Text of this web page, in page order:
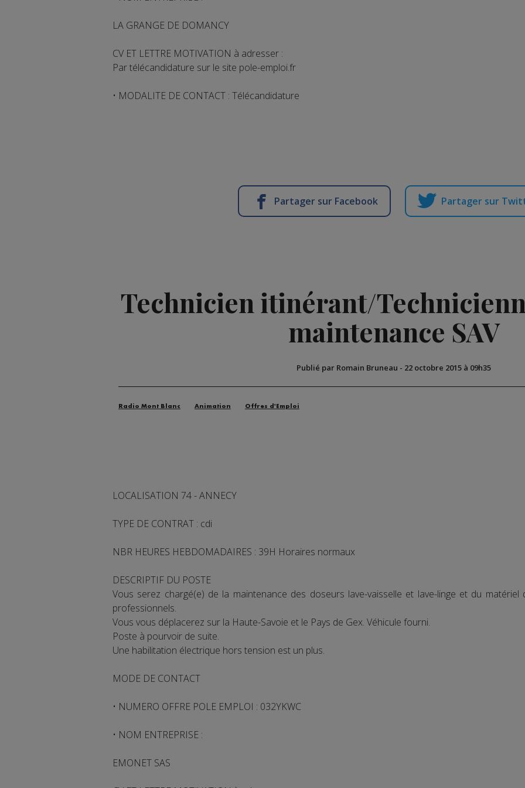
LA GRANGE DE DOMANCY
CV ET LETTRE MOTIVATION à adresser :
Par télécandidature sur le site pole-emploi.fr
• MODALITE DE CONTACT : Télécandidature
Partager sur Facebook Partager sur
Technicien itinérant/
maintenance SAV
Publié par Romain Bruneau - 22 octobre 2015 à 09h35
Radio Mont Blanc Animation Offres d'Emploi
LOCALISATION 74 - ANNECY
TYPE DE CONTRAT : cdi
NBR HEURES HEBDOMADAIRES : 39H Horaires normaux
DESCRIPTIF DU POSTE
Vous serez chargé(e) de la maintenance des doseurs lave-vaisselle et lave-linge et du
professionnels.
Vous vous déplacerez sur la Haute-Savoie et le Pays de Gex. Véhicule fourni.
Poste à pourvoir de suite.
Une habilitation électrique hors tension est un plus.
MODE DE CONTACT
• NUMERO OFFRE POLE EMPLOI : 032YKWC
• NOM ENTREPRISE :
EMONET SAS